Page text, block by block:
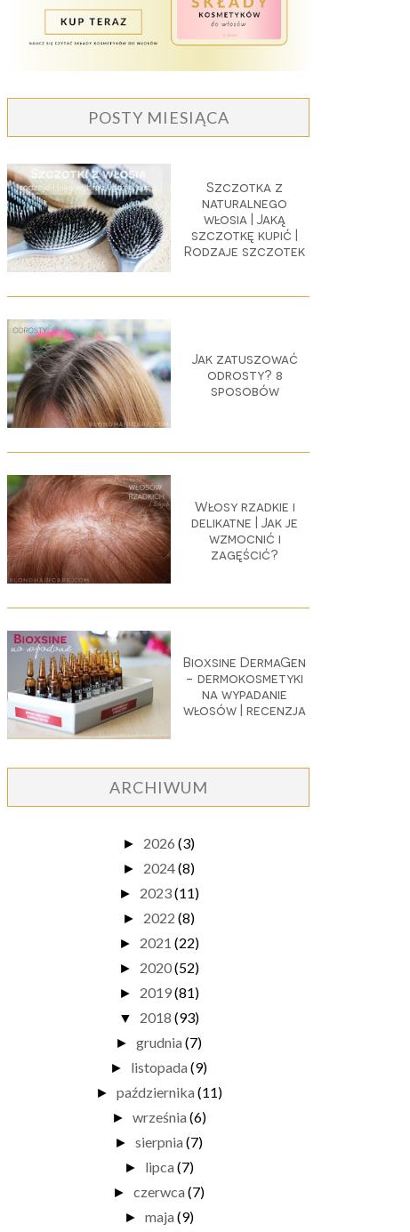
POSTY MIESIĄCA
Szczotka z
naturalnego
włosia | Jaką
szczotkę kupić |
Rodzaje szczotek
Jak zatuszować
odrosty? 8
sposobów
Włosy rzadkie i
delikatne | Jak je
wzmocnić i
zagęścić?
Bioxsine DermaGen
- dermokosmetyki
na wypadanie
włosów | recenzja
ARCHIWUM
► 2026 (3)
► 2024(8)
► 2023(11)
► 2022 (8)
► 2021 (22)
► 2020(52)
► 2019(81)
▼ 2018 (93)
► grudnia (7)
► listopada (9)
► października (11)
► września (6)
► sierpnia (7)
► lipca (7)
► czerwca (7)
► maja (9)